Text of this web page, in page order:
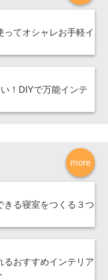
てオシャレお手軽イ
！DIYで万能インテ
more
きる寝室をつくる３つ
るおすすめインテリア